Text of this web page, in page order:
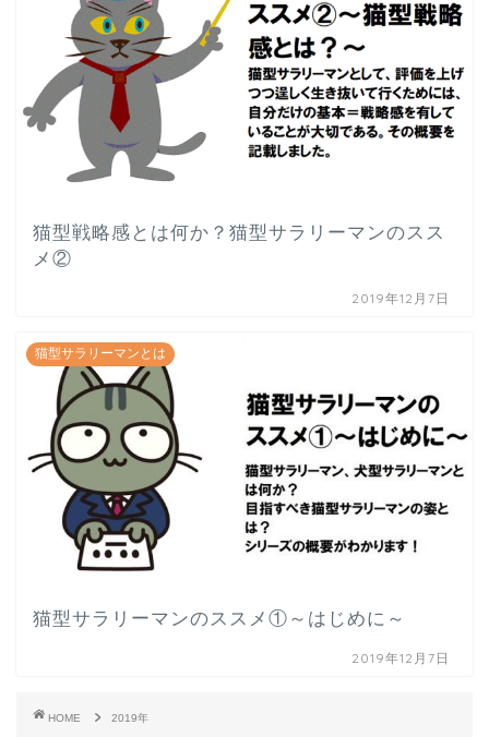
猫型戦略感とは何か？猫型サラリーマンのスス
メ②
2019年12月7日
猫型サラリーマンとは
猫型サラリーマンのススメ①～はじめに～
2019年12月7日
HOME 2019年